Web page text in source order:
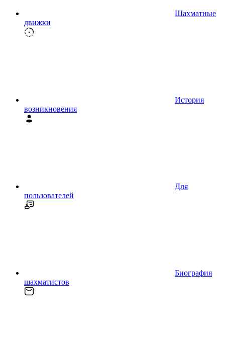
Шахматные
движки
История
возникновения
Для
пользователей
Биография
шахматистов